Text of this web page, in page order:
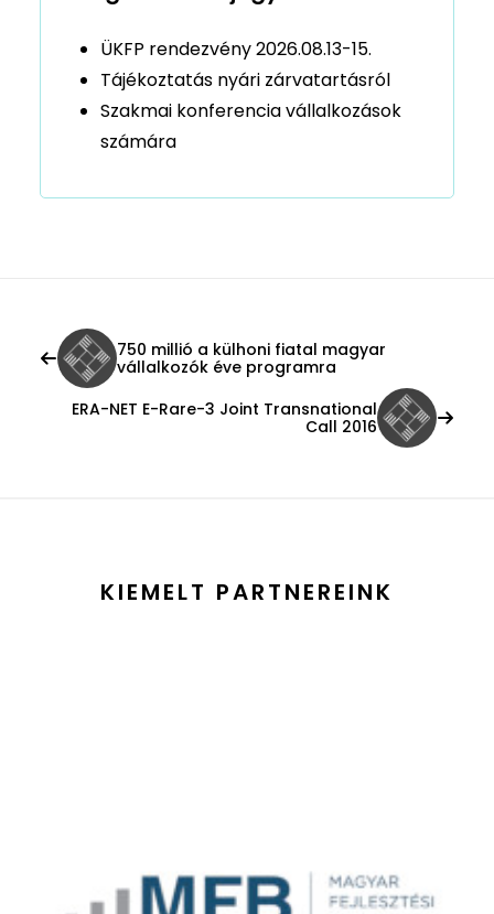
ÜKFP rendezvény 2026.08.13-15.
Tájékoztatás nyári zárvatartásról
Szakmai konferencia vállalkozások
számára
750 millió a külhoni fiatal magyar
vállalkozók éve programra
ERA-NET E-Rare-3 Joint Transnational
Call 2016
KIEMELT PARTNEREINK